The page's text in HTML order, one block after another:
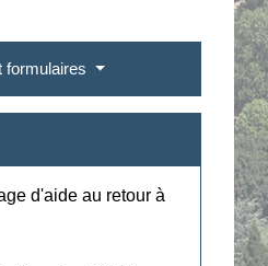
formulaires
d'aide au retour à